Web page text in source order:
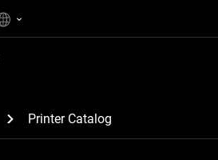
Printer Catalog